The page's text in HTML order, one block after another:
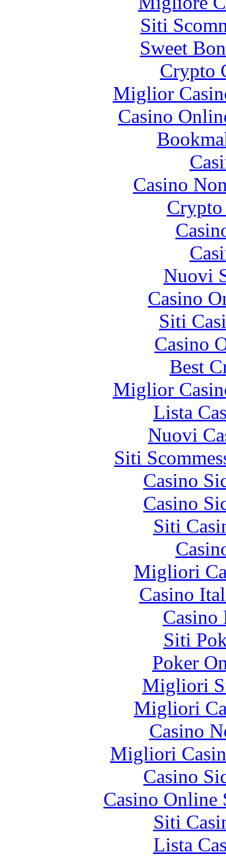
Siti
Sweet
Crypto
Miglior
Casino
Casino
Nuovi
Casino
Siti
Casino
Best
Miglior
Lista
Nuovi
Siti
Casino
Casino
Siti
Migliori
Casino
Siti
Poker
Migliori
Migliori
Casino
Migliori
Casino
Casino
Siti
Lista